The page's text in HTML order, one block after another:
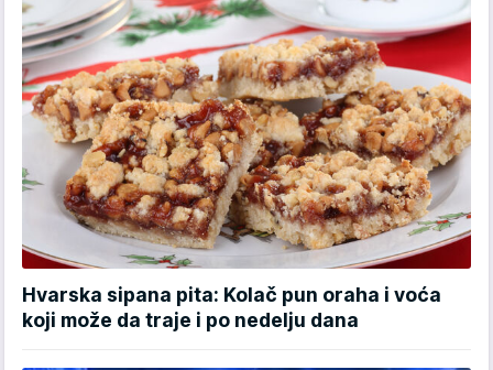
Hvarska sipana pita: Kolač pun oraha i voća
koji može da traje i po nedelju dana